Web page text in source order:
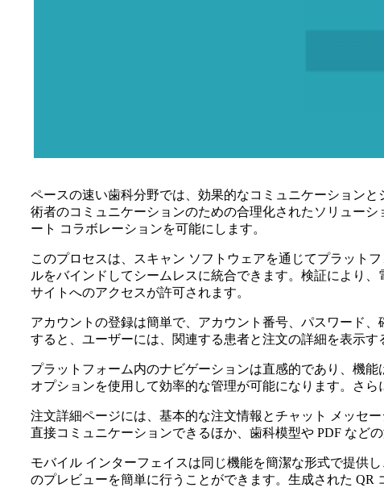
ペースの速い歯科分野では、効果的なコミュニケーション
術者のコミュニケーションのための合理化されたソリュー
ート コラボレーションを可能にします。
このプロセスは、スキャン ソフトウェアを通じてプラット
ルをバインドしてシームレスに統合できます。検証により
サイトへのアクセスが許可されます。
アカウントの登録は簡単で、アカウント番号、パスワード
すると、ユーザーには、関連する患者と注文の詳細を表示
プラットフォーム内のナビゲーションは直感的であり、機
オプションを使用して効率的な管理が可能になります。さ
注文詳細ページには、基本的な注文情報とチャット メッセ
直接コミュニケーションできるほか、歯科模型や PDF など
モバイル インターフェイスは同じ機能を簡潔な形式で提供
のプレビューを簡単に行うことができます。生成された QR